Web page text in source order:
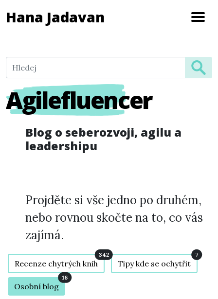
Hana Jadavan
Agilefluencer
Blog o seberozvoji, agilu a
leadershipu
Projděte si vše jedno po druhém,
nebo rovnou skočte na to, co vás
zajímá.
Recenze chytrých knih
342
Tipy kde se ochytřit
7
Osobní blog
16